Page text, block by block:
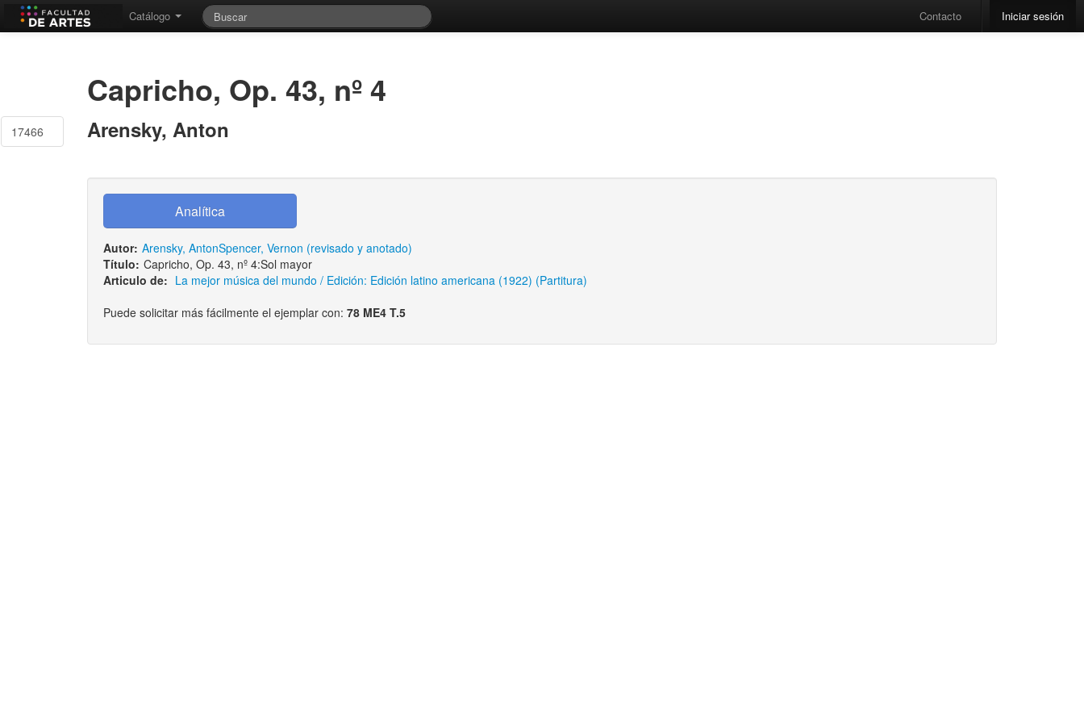
Catálogo Contacto Iniciar sesión
17466
Capricho, Op. 43, nº 4
Arensky, Anton
Autor: Arensky, AntonSpencer, Vernon (revisado y anotado)
Título: Capricho, Op. 43, nº 4:Sol mayor
Articulo de: La mejor música del mundo / Edición: Edición latino americana (1922) (Partitura)
Puede solicitar más fácilmente el ejemplar con: 78 ME4 T.5